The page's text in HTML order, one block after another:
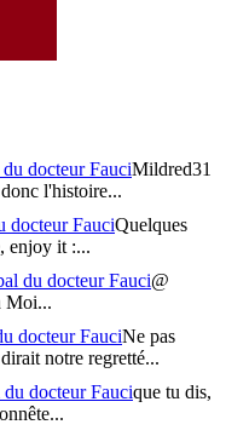
docteur FauciMildred31
l'histoire...
docteur FauciQuelques
enjoy it :...
du docteur Fauci@
Moi...
docteur FauciNe pas
notre regretté...
docteur Faucique tu dis,